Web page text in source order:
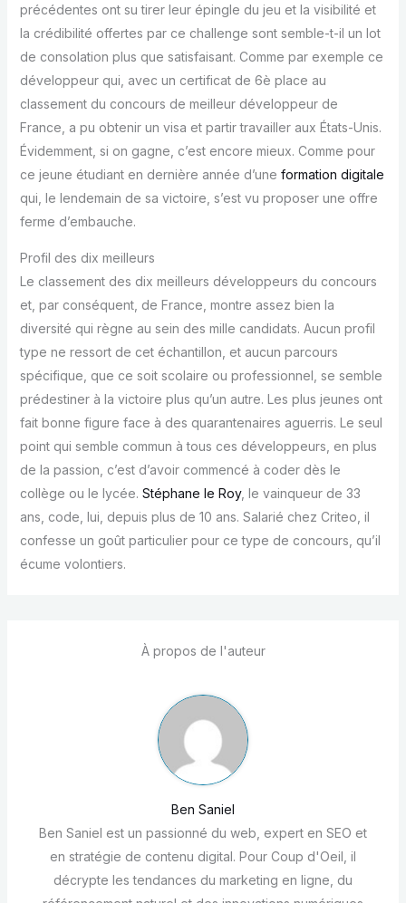
précédentes ont su tirer leur épingle du jeu et la visibilité et
la crédibilité offertes par ce challenge sont semble-t-il un lot
de consolation plus que satisfaisant. Comme par exemple ce
développeur qui, avec un certificat de 6è place au
classement du concours de meilleur développeur de
France, a pu obtenir un visa et partir travailler aux États-Unis.
Évidemment, si on gagne, c’est encore mieux. Comme pour
ce jeune étudiant en dernière année d’une formation digitale
qui, le lendemain de sa victoire, s’est vu proposer une offre
ferme d’embauche.
Profil des dix meilleurs
Le classement des dix meilleurs développeurs du concours
et, par conséquent, de France, montre assez bien la
diversité qui règne au sein des mille candidats. Aucun profil
type ne ressort de cet échantillon, et aucun parcours
spécifique, que ce soit scolaire ou professionnel, se semble
prédestiner à la victoire plus qu’un autre. Les plus jeunes ont
fait bonne figure face à des quarantenaires aguerris. Le seul
point qui semble commun à tous ces développeurs, en plus
de la passion, c’est d’avoir commencé à coder dès le
collège ou le lycée. Stéphane le Roy, le vainqueur de 33
ans, code, lui, depuis plus de 10 ans. Salarié chez Criteo, il
confesse un goût particulier pour ce type de concours, qu’il
écume volontiers.
À propos de l'auteur
Ben Saniel
Ben Saniel est un passionné du web, expert en SEO et
en stratégie de contenu digital. Pour Coup d'Oeil, il
décrypte les tendances du marketing en ligne, du